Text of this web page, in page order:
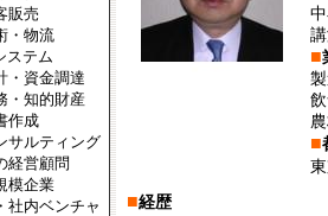
販売
・物流
ステム
・資金調達
・知的財産
作成
サルティング
経営顧問
模企業
社内ベンチャ
■
■
■経歴